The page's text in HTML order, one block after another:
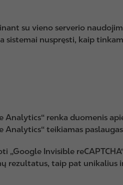
su vieno serverio
sistemai nuspręsti, kaip
renka duomenis
teikiamas
Invisible
rezultatus, taip pat unikalius